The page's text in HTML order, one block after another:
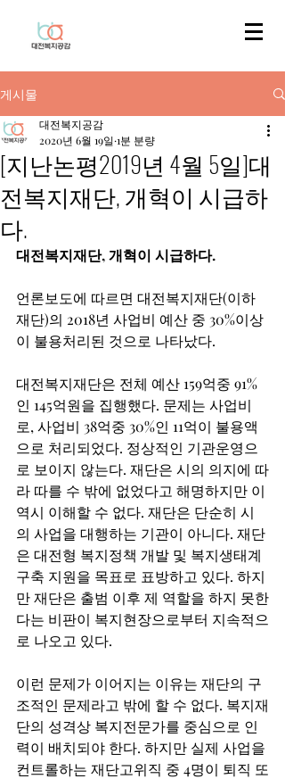
게시물
[지난논평2019년 4월 5일]대
전복지재단, 개혁이 시급하
다.
대전복지공감
2020년 6월 19일 1분 분량
대전복지재단, 개혁이 시급하다.
언론보도에 따르면 대전복지재단(이하
재단)의 2018년 사업비 예산 중 30%이상
이 불용처리된 것으로 나타났다.
대전복지재단은 전체 예산 159억중 91%
인 145억원을 집행했다. 문제는 사업비
로, 사업비 38억중 30%인 11억이 불용액
으로 처리되었다. 정상적인 기관운영으
로 보이지 않는다. 재단은 시의 의지에 따
라 따를 수 밖에 없었다고 해명하지만 이
역시 이해할 수 없다. 재단은 단순히 시
의 사업을 대행하는 기관이 아니다. 재단
은 대전형 복지정책 개발 및 복지생태계
구축 지원을 목표로 표방하고 있다. 하지
만 재단은 출범 이후 제 역할을 하지 못한
다는 비판이 복지현장으로부터 지속적으
로 나오고 있다.
이런 문제가 이어지는 이유는 재단의 구
조적인 문제라고 밖에 할 수 없다. 복지재
단의 성격상 복지전문가를 중심으로 인
력이 배치되야 한다. 하지만 실제 사업을
컨트롤하는 재단고위직 중 4명이 퇴직 또